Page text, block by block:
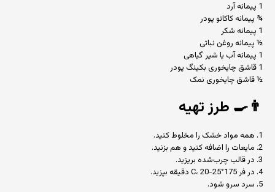
1 پیمانه آرد
¾ پیمانه کاکائو پودر
1 پیمانه شکر
½ پیمانه روغن نباتی
1 پیمانه آب یا شیر گیاهی
1 قاشق چایخوری بکینگ پودر
½ قاشق چایخوری نمک
👨‍🍳 طرز تهیه
1. همه مواد خشک را مخلوط کنید.
2. مایعات را اضافه کنید و هم بزنید.
3. در قالب چرب‌شده بریزید.
4. در فر 175°C، 20-25 دقیقه بپزید.
5. سرد سرو شود.